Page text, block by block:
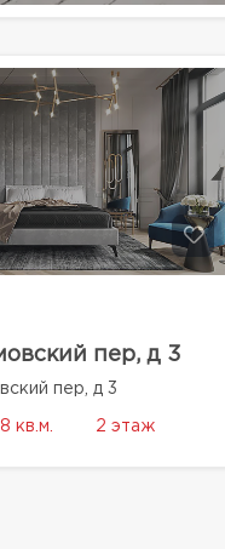
пер, д 3
пер, д 3
кв.м. 2 этаж